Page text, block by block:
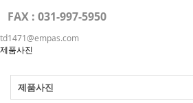
FAX : 031-997-5950
td1471@empas.com
제품사진
제품사진